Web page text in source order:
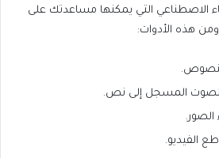
الاصطناعي التي يمكنها مساعدتك على
هذه الأدوات:
النصوص.
المسجل إلى نص.
الصور.
الفيديو.